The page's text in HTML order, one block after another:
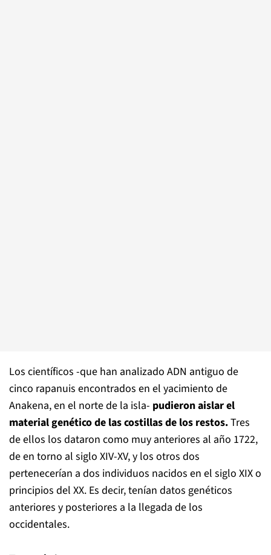
Los científicos -que han analizado ADN antiguo de
cinco rapanuis encontrados en el yacimiento de
Anakena, en el norte de la isla- pudieron aislar el
material genético de las costillas de los restos.Tres
de ellos los dataron como muy anteriores al año 1722,
de en torno al siglo XIV-XV, y los otros dos
pertenecerían a dos individuos nacidos en el siglo XIX o
principios del XX. Es decir, tenían datos genéticos
anteriores y posteriores a la llegada de los
occidentales.